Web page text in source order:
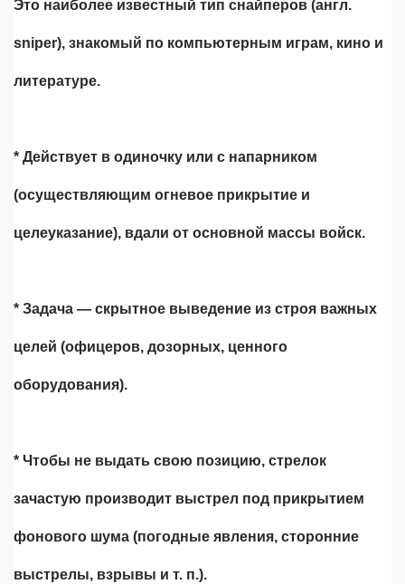
Это наиболее известный тип снайперов (англ.
sniper), знакомый по компьютерным играм, кино и
литературе.
* Действует в одиночку или с напарником
(осуществляющим огневое прикрытие и
целеуказание), вдали от основной массы войск.
* Задача — скрытное выведение из строя важных
целей (офицеров, дозорных, ценного
оборудования).
* Чтобы не выдать свою позицию, стрелок
зачастую производит выстрел под прикрытием
фонового шума (погодные явления, сторонние
выстрелы, взрывы и т. п.).